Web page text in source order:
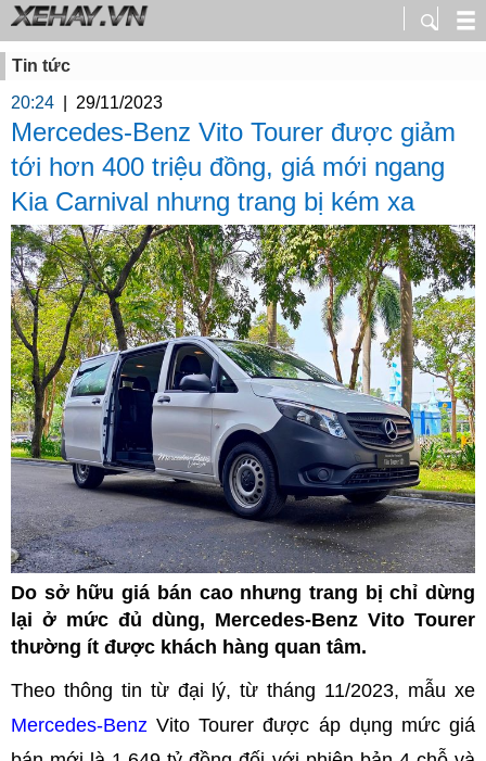
Tin tức
20:24
29/11/2023
Mercedes-Benz Vito Tourer được giảm
tới hơn 400 triệu đồng, giá mới ngang
Kia Carnival nhưng trang bị kém xa
Do sở hữu giá bán cao nhưng trang bị chỉ dừng
lại ở mức đủ dùng, Mercedes-Benz Vito Tourer
thường ít được khách hàng quan tâm.
Theo thông tin từ đại lý, từ tháng 11/2023, mẫu xe
Mercedes-BenzVito Tourer được áp dụng mức giá